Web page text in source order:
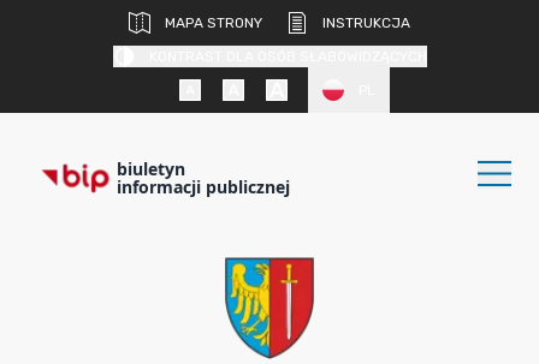
MAPA STRONY
INSTRUKCJA
biuletyn
informacji publicznej